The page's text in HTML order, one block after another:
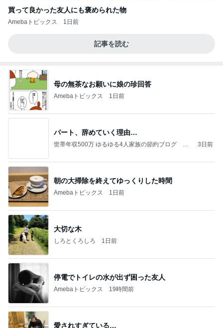
買って良かった友人にも褒められた物
Amebaトピックス 1日前
記事を読む
母の無茶なお願いに娘の珍回答
Amebaトピックス 1日前
パート、辞めていく理由…
世帯年収500万 ゆるゆる4人家族の節約ブログ 〜
3日前
朝の大掃除を終えてゆっくりした時間
Amebaトピックス 1日前
大切な木
しろとくろしろ 1日前
停電でトイレの水が出ず困った友人
Amebaトピックス 19時間前
愛されすぎている…